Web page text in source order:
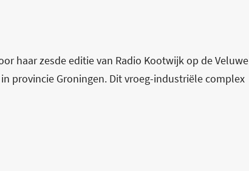
haar zesde editie van Radio Kootwijk op de Veluwe
provincie Groningen. Dit vroeg-industriële complex